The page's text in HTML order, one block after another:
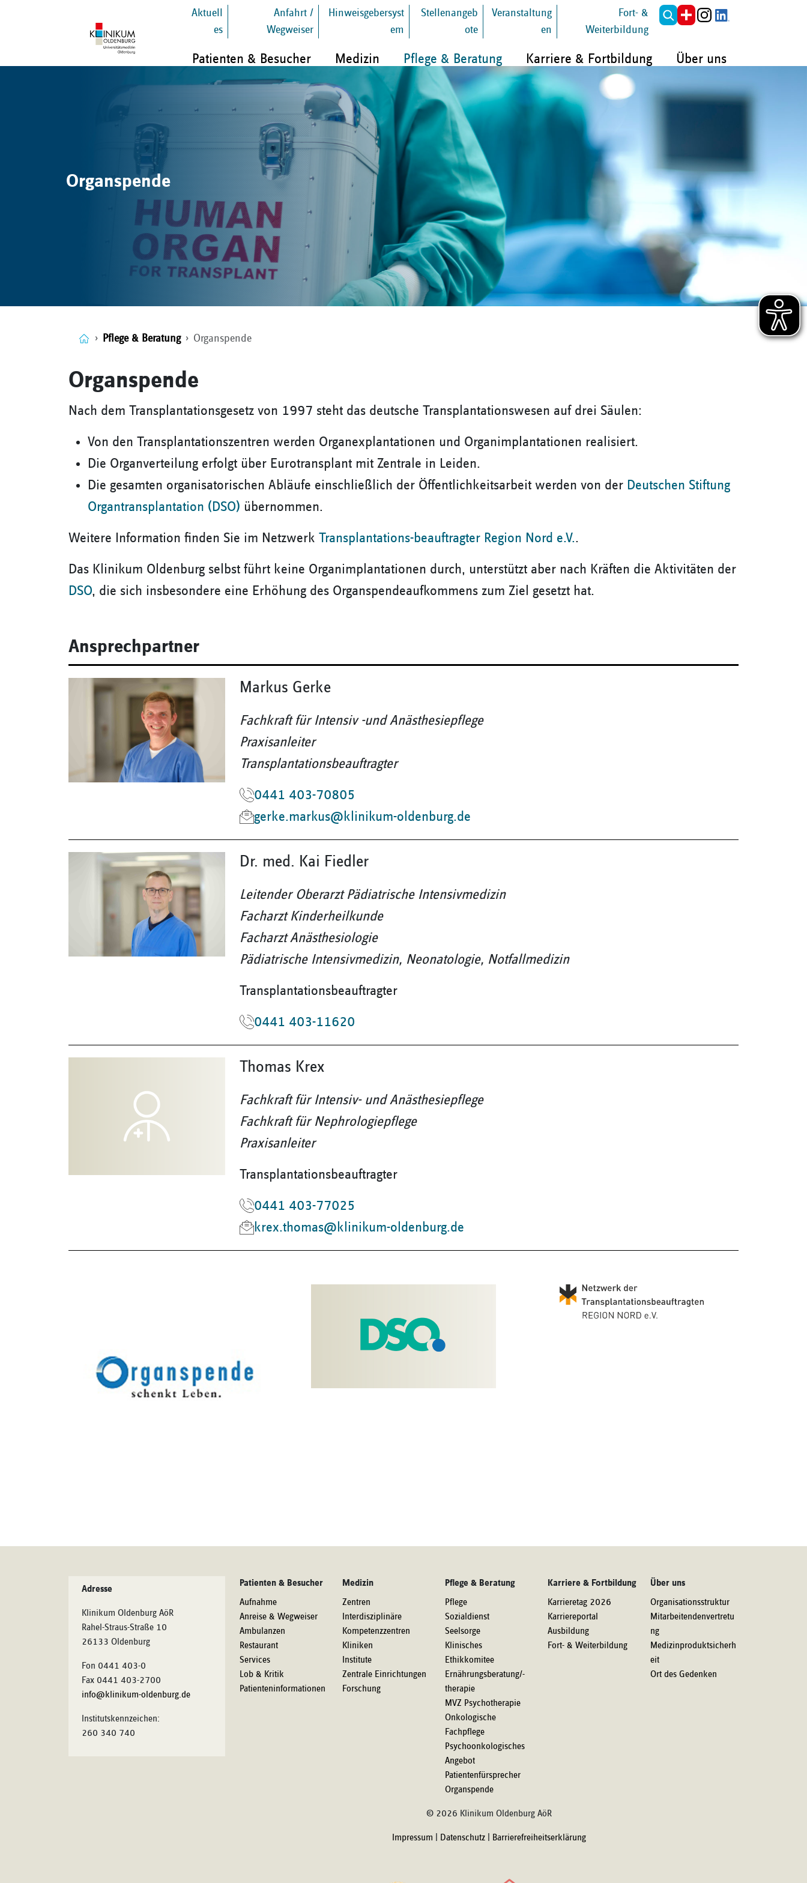
Aktuell
es
Anfahrt /
Wegweiser
Hinweisgebersyst
em
Stellenangeb
ote
Veranstaltung
en
Fort- &
Weiterbildung
Patienten & Besucher Medizin Pflege & Beratung Karriere & Fortbildung Über uns
Organspende
Pflege & Beratung Organspende
Organspende
Nach dem Transplantationsgesetz von 1997 steht das deutsche Transplantationswesen auf drei Säulen:
Von den Transplantationszentren werden Organexplantationen und Organimplantationen realisiert.
Die Organverteilung erfolgt über Eurotransplant mit Zentrale in Leiden.
Die gesamten organisatorischen Abläufe einschließlich der Öffentlichkeitsarbeit werden von der Deutschen Stiftung
Organtransplantation (DSO) übernommen.
Weitere Information finden Sie im Netzwerk Transplantations-beauftragter Region Nord e.V..
Das Klinikum Oldenburg selbst führt keine Organimplantationen durch, unterstützt aber nach Kräften die Aktivitäten der
DSO, die sich insbesondere eine Erhöhung des Organspendeaufkommens zum Ziel gesetzt hat.
Ansprechpartner
Markus Gerke
Fachkraft für Intensiv -und Anästhesiepflege
Praxisanleiter
Transplantationsbeauftragter
0441 403-70805
gerke.markus@klinikum-oldenburg.de
Dr. med. Kai Fiedler
Leitender Oberarzt Pädiatrische Intensivmedizin
Facharzt Kinderheilkunde
Facharzt Anästhesiologie
Pädiatrische Intensivmedizin, Neonatologie, Notfallmedizin
Transplantationsbeauftragter
0441 403-11620
Thomas Krex
Fachkraft für Intensiv- und Anästhesiepflege
Fachkraft für Nephrologiepflege
Praxisanleiter
Transplantationsbeauftragter
0441 403-77025
krex.thomas@klinikum-oldenburg.de
Adresse
Klinikum Oldenburg AöR
Rahel-Straus-Straße 10
26133 Oldenburg
Fon 0441 403-0
Fax 0441 403-2700
info@klinikum-oldenburg.de
Institutskennzeichen:
260 340 740
Patienten & Besucher
Aufnahme
Anreise & Wegweiser
Ambulanzen
Restaurant
Services
Lob & Kritik
Patienteninformationen
Medizin
Zentren
Interdisziplinäre
Kompetenzzentren
Kliniken
Institute
Zentrale Einrichtungen
Forschung
Pflege & Beratung
Pflege
Sozialdienst
Seelsorge
Klinisches
Ethikkomitee
Ernährungsberatung/-
therapie
MVZ Psychotherapie
Onkologische
Fachpflege
Psychoonkologisches
Angebot
Patientenfürsprecher
Organspende
Karriere & Fortbildung
Karrieretag 2026
Karriereportal
Ausbildung
Fort- & Weiterbildung
Über uns
Organisationsstruktur
Mitarbeitendenvertretu
ng
Medizinproduktsicherh
eit
Ort des Gedenken
© 2026 Klinikum Oldenburg AöR
Impressum Datenschutz Barrierefreiheitserklärung